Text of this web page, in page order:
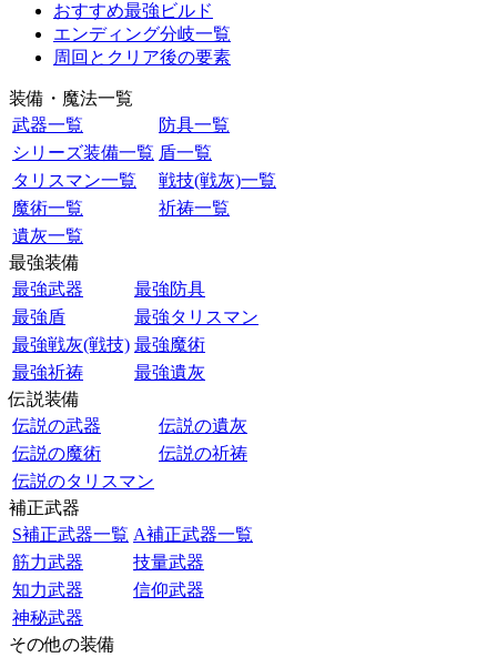
おすすめ最強ビルド
エンディング分岐一覧
周回とクリア後の要素
装備・魔法一覧
武器一覧
防具一覧
シリーズ装備一覧 盾一覧
タリスマン一覧
戦技(戦灰)一覧
魔術一覧
祈祷一覧
遺灰一覧
最強装備
最強武器
最強防具
最強盾
最強タリスマン
最強戦灰(戦技) 最強魔術
最強祈祷
最強遺灰
伝説装備
伝説の武器
伝説の遺灰
伝説の魔術
伝説の祈祷
伝説のタリスマン
補正武器
S補正武器一覧 A補正武器一覧
筋力武器
技量武器
知力武器
信仰武器
神秘武器
その他の装備